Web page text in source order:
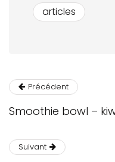
articles
Précédent
Smoothie bowl –
Suivant